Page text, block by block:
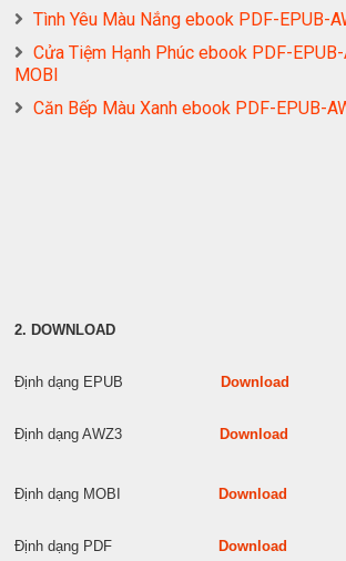
Tình Yêu Màu Nắng ebook PDF-EPUB-
Cửa Tiệm Hạnh Phúc ebook PDF-
MOBI
Căn Bếp Màu Xanh ebook PDF-EPUB-
2. DOWNLOAD
Định dạng EPUB Download
Định dạng AWZ3 Download
Định dạng MOBI Download
Định dạng PDF Download